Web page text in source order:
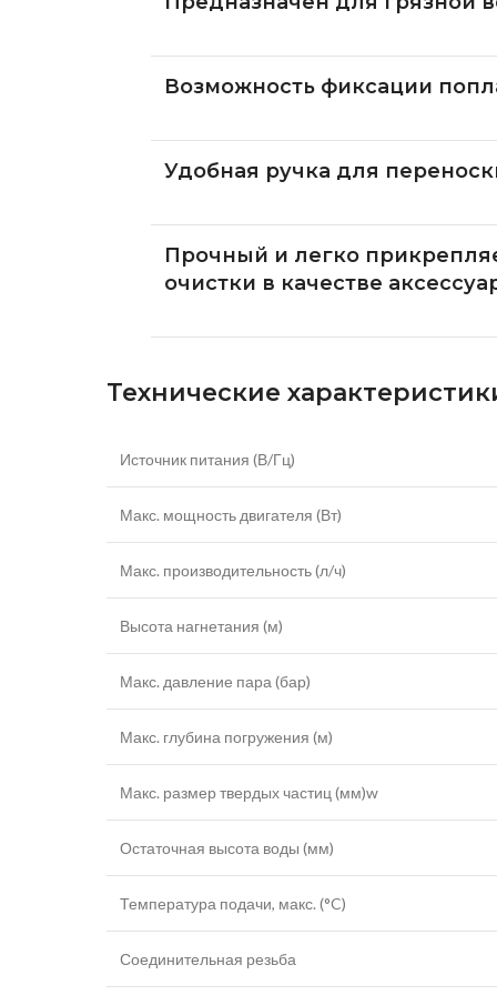
Возможность фиксации
Удобная ручка для
Прочный и легко
очистки в качестве
Технические
Источник питания (В/Гц)
Макс. мощность двигателя (Вт)
Макс. производительность (л/ч)
Высота нагнетания (м)
Макс. давление пара (бар)
Макс. глубина погружения (м)
Макс. размер твердых частиц (мм)w
Остаточная высота воды (мм)
Температура подачи, макс. (°C)
Соединительная резьба